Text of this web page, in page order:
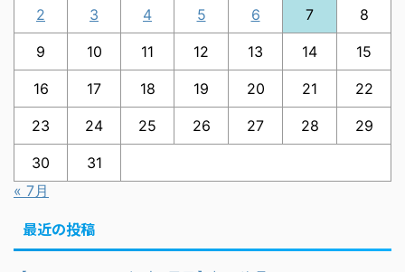
2 3 4 5 6 7 8
9 10 11 12 13 14 15
16 17 18 19 20 21 22
23 24 25 26 27 28 29
30
31
« 7月
最近の投稿